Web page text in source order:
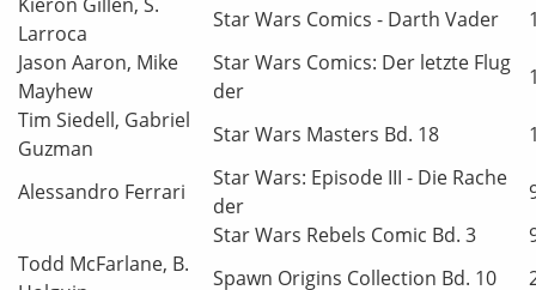
Larroca
Star Wars Comics - Darth Vader
Jason Aaron, Mike
Mayhew
Star Wars Comics: Der letzte Flug
der
Tim Siedell, Gabriel
Guzman
Star Wars Masters Bd. 18
Alessandro Ferrari
Star Wars: Episode III - Die Rache
der
Star Wars Rebels Comic Bd. 3
Todd McFarlane, B.
Spawn Origins Collection Bd. 10